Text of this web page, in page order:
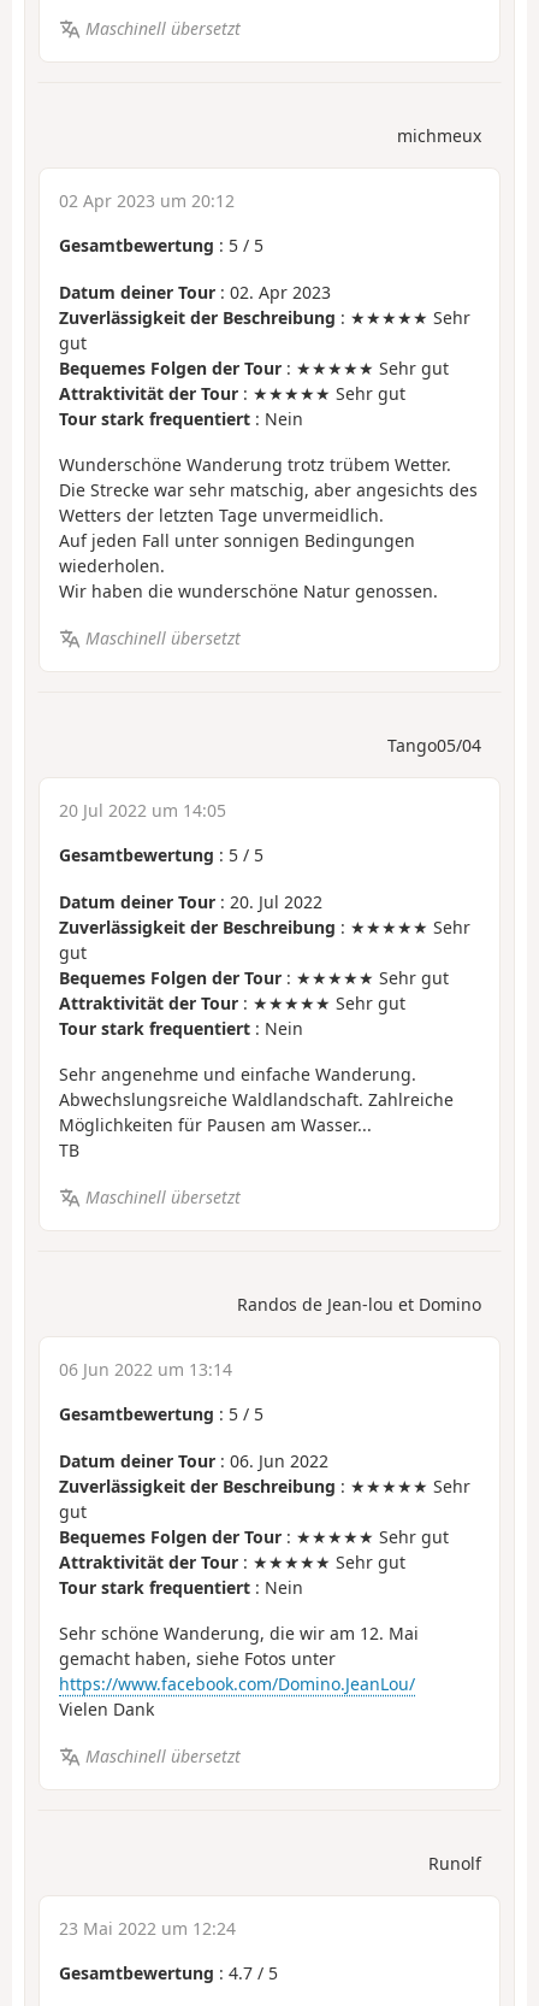
Maschinell übersetzt
michmeux
02 Apr 2023 um 20:12
Gesamtbewertung : 5 / 5
Datum deiner Tour : 02. Apr 2023
Zuverlässigkeit der Beschreibung : ★★★★★ Sehr
gut
Bequemes Folgen der Tour : ★★★★★ Sehr gut
Attraktivität der Tour : ★★★★★ Sehr gut
Tour stark frequentiert : Nein
Wunderschöne Wanderung trotz trübem Wetter.
Die Strecke war sehr matschig, aber angesichts des
Wetters der letzten Tage unvermeidlich.
Auf jeden Fall unter sonnigen Bedingungen
wiederholen.
Wir haben die wunderschöne Natur genossen.
Maschinell übersetzt
Tango05/04
20 Jul 2022 um 14:05
Gesamtbewertung : 5 / 5
Datum deiner Tour : 20. Jul 2022
Zuverlässigkeit der Beschreibung : ★★★★★ Sehr
gut
Bequemes Folgen der Tour : ★★★★★ Sehr gut
Attraktivität der Tour : ★★★★★ Sehr gut
Tour stark frequentiert : Nein
Sehr angenehme und einfache Wanderung.
Abwechslungsreiche Waldlandschaft. Zahlreiche
Möglichkeiten für Pausen am Wasser...
TB
Maschinell übersetzt
Randos de Jean-lou et Domino
06 Jun 2022 um 13:14
Gesamtbewertung : 5 / 5
Datum deiner Tour : 06. Jun 2022
Zuverlässigkeit der Beschreibung : ★★★★★ Sehr
gut
Bequemes Folgen der Tour : ★★★★★ Sehr gut
Attraktivität der Tour : ★★★★★ Sehr gut
Tour stark frequentiert : Nein
Sehr schöne Wanderung, die wir am 12. Mai
gemacht haben, siehe Fotos unter
https://www.facebook.com/Domino.JeanLou/
Vielen Dank
Maschinell übersetzt
Runolf
23 Mai 2022 um 12:24
Gesamtbewertung : 4.7 / 5